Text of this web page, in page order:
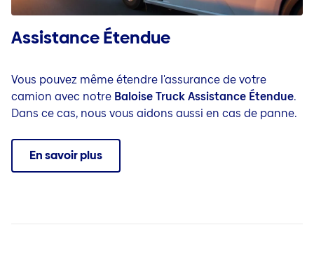
Assistance Étendue
Vous pouvez même étendre l'assurance de votre
camion avec notre Baloise Truck Assistance Étendue.
Dans ce cas, nous vous aidons aussi en cas de panne.
En savoir plus